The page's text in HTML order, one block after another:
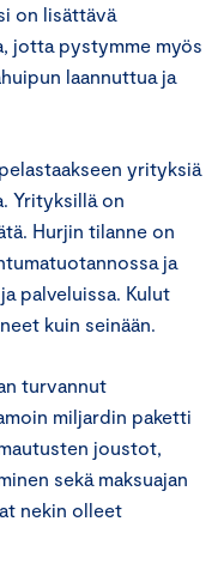
on lisättävä
jotta pystymme myös
laannuttua ja
yrityksiä
Yrityksillä on
Hurjin tilanne on
ja
palveluissa. Kulut
kuin seinään.
turvannut
miljardin paketti
joustot,
sekä maksuajan
nekin olleet